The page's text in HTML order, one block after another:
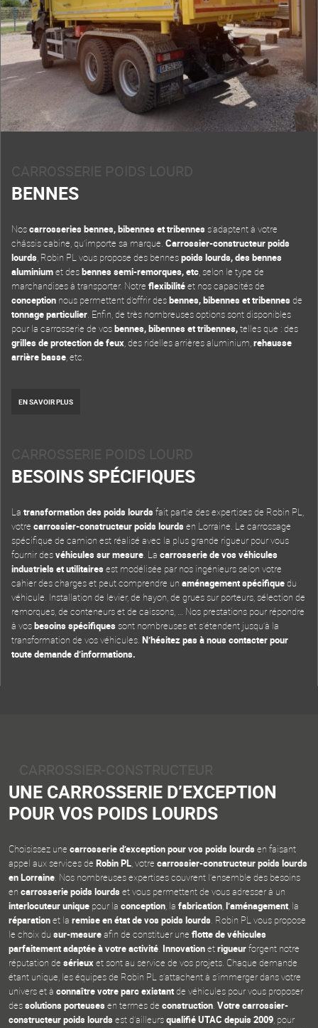
CARROSSERIE POIDS LOURD
BENNES
Noscarrosseries bennes, bibennes et tribenness’adaptent à votre
châssis cabine, qu’importe sa marque. Carrossier-constructeur poids
lourds , Robin PL vous propose des bennespoids lourds, des bennes
aluminiumet desbennes semi-remorques, etc , selon le type de
marchandises à transporter. Notre flexibilitéet nos capacités de
conception nous permettent d’offrir desbennes, bibennes et tribennesde
tonnage particulier . Enfin, de très nombreuses options sont disponibles
pour la carrosserie de vosbennes, bibennes et tribennes,telles que : des
grilles de protection de feux , des ridelles arrières aluminium, rehausse
arrière basse , etc.
EN SAVOIR PLUS
CARROSSERIE POIDS LOURD
BESOINS SPÉCIFIQUES
La transformation des poids lourdsfait partie des expertises de Robin PL,
votre carrossier-constructeur poids lourdsen Lorraine. Le carrossage
spécifique de camion est réalisé avec la plus grande rigueur pour vous
fournir desvéhicules sur mesure . La carrosserie de vos véhicules
industriels et utilitairesest modélisée par nos ingénieurs selon votre
cahier des charges et peut comprendre un aménagement spécifiquedu
véhicule. Installation de levier, de hayon, de grues sur porteurs, sélection de
remorques, de conteneurs et de caissons, … Nos prestations pour répondre
à vosbesoins spécifiquessont nombreuses et s’étendent jusqu’à la
transformation de vos véhicules. N’hésitez pas à nous contacter pour
toute demande d’informations.
UNE CARROSSERIE D’EXCEPTION
POUR VOS POIDS LOURDS
Choisissez une carrosserie d’exception pour vos poids lourdsen faisant
appel aux services de Robin PL , votre carrossier-constructeur poids lourds
en Lorraine . Nos nombreuses expertises couvrent l’ensemble des besoins
en carrosserie poids lourdset vous permettent de vous adresser à un
interlocuteur unique pour la conception , la fabrication l’aménagement, la
réparationet la remise en état de vos poids lourds . Robin PL vous propose
le choix du sur-mesureafin de constituer une flotte de véhicules
parfaitement adaptée à votre activité Innovationetrigueurforgent notre
réputation de sérieuxet sont au service de vos projets. Chaque demande
étant unique, les équipes de Robin PL s’attachent à s’immerger dans votre
univers et à connaître votre parc existantde véhicules pour vous proposer
dessolutions porteusesen termes de construction Votre carrossier-
constructeur poids lourdsest d’ailleursqualifié UTAC depuis 2009 , pour